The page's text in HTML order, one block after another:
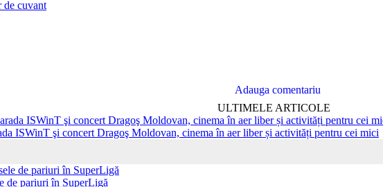
Adauga comentariu
ULTIMELE ARTICOLE
ISWinT şi concert Dragoş Moldovan, cinema în aer liber și activități pentru cei mici
de pariuri în SuperLigă